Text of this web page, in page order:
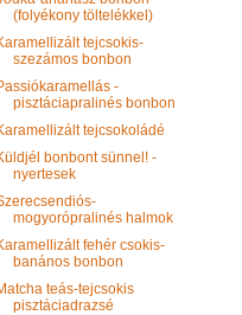
(folyékony töltelékkel)
tejcsokis-
szezámos bonbon
-
pisztáciapralinés bonbon
tejcsokoládé
bonbont sünnel! -
nyertesek
mogyorópralinés halmok
fehér csokis-
banános bonbon
teás-tejcsokis
pisztáciadrazsé